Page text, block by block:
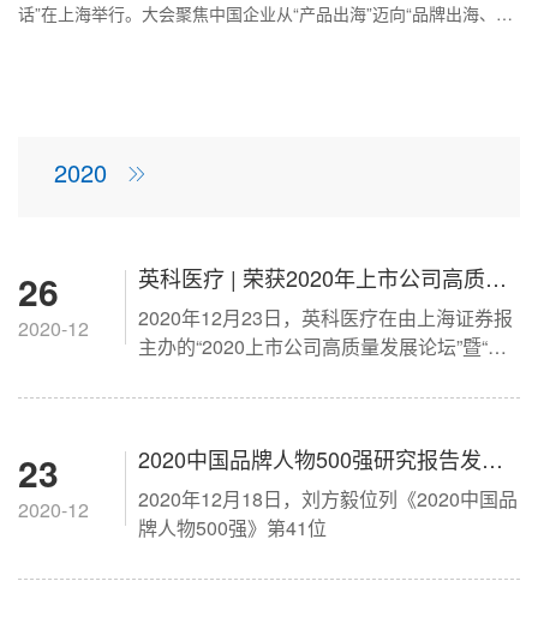
话”在上海举行。大会聚焦中国企业从“产品出海”迈向“品牌出海、技
2020
26
2020-12
英科医疗 | 荣获2020年上市公司高质量
“持续成长奖”
2020年12月23日，英科医疗在由上海证券报
主办的“2020上市公司高质量发展论坛”暨“金
23
2020-12
2020中国品牌人物500强研究报告发布
（内附完整榜单）
2020年12月18日，刘方毅位列《2020中国品
牌人物500强》第41位